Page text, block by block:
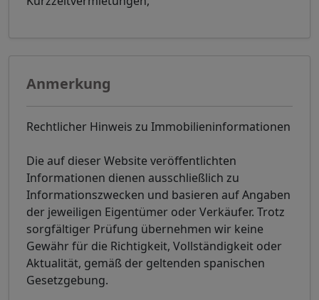
Anmerkung
Rechtlicher Hinweis zu Immobilieninformationen
Die auf dieser Website veröffentlichten
Informationen dienen ausschließlich zu
Informationszwecken und basieren auf Angaben
der jeweiligen Eigentümer oder Verkäufer. Trotz
sorgfältiger Prüfung übernehmen wir keine
Gewähr für die Richtigkeit, Vollständigkeit oder
Aktualität, gemäß der geltenden spanischen
Gesetzgebung.